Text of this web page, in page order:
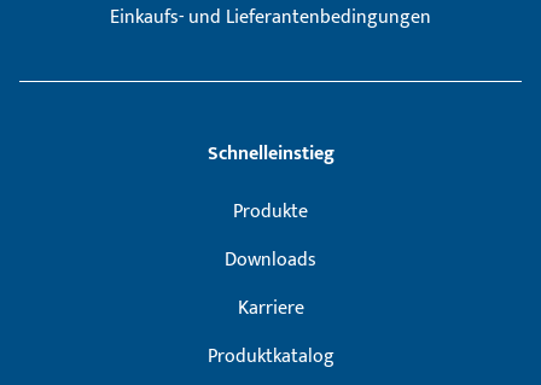
Einkaufs- und Lieferantenbedingungen
Schnelleinstieg
Produkte
Downloads
Karriere
Produktkatalog